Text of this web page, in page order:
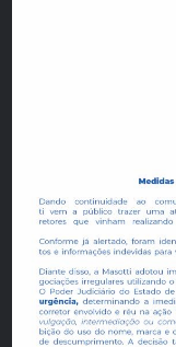
Portal do
Manai Bosque